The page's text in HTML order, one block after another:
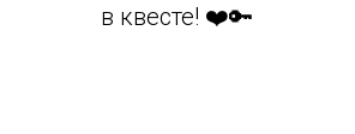
в квесте! ❤️🔑